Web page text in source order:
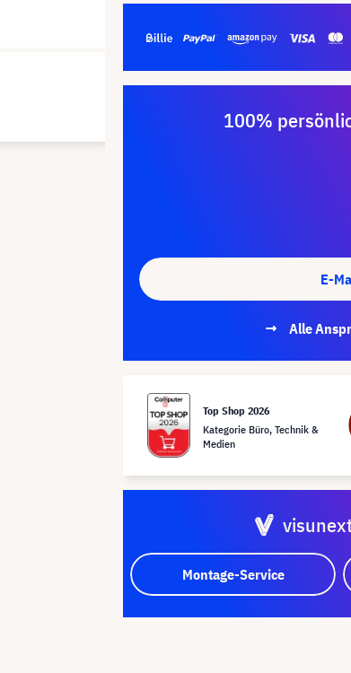
100%
E-
Alle
Top Shop 2026
Kategorie Büro, Technik &
Medien
Montage-Service